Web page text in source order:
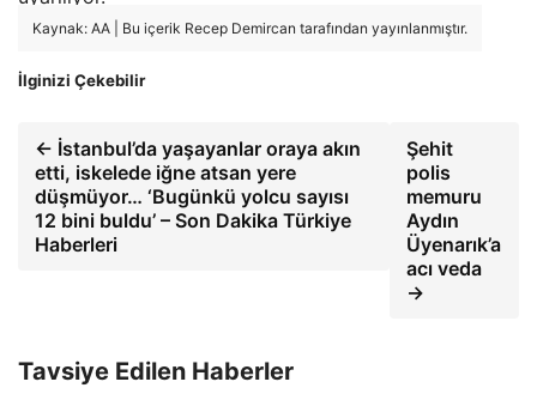
Kaynak: AA | Bu içerik Recep Demircan tarafından yayınlanmıştır.
İlginizi Çekebilir
← İstanbul’da yaşayanlar oraya akın
etti, iskelede iğne atsan yere
düşmüyor… ‘Bugünkü yolcu sayısı
12 bini buldu’ – Son Dakika Türkiye
Haberleri
Şehit
polis
memuru
Aydın
Üyenarık’a
acı veda
→
Tavsiye Edilen Haberler